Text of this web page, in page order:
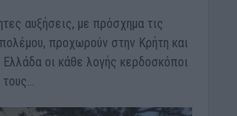
αυξήσεις, με πρόσχημα τις
προχωρούν στην Κρήτη και
οι κάθε λογής κερδοσκόποι